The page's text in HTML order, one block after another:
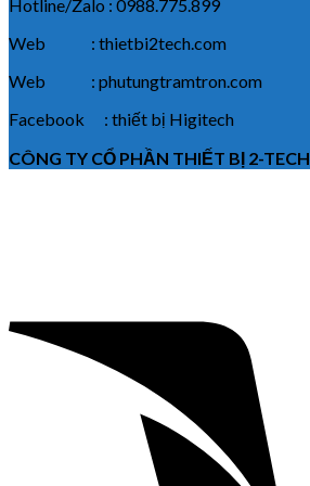
Hotline/Zalo : 0988.775.899
Web : thietbi2tech.com
Web : phutungtramtron.com
Facebook : thiết bị Higitech
CÔNG TY CỔ PHẦN THIẾT BỊ 2-TECH